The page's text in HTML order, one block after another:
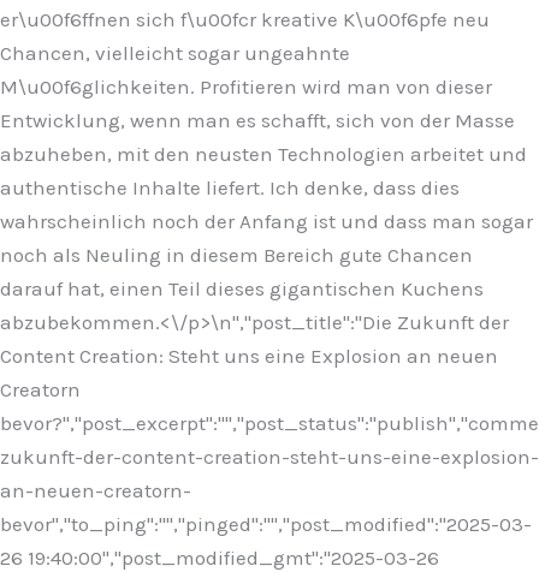
er\u00f6ffnen sich f\u00fcr kreative K\u00f6pfe neu
Chancen, vielleicht sogar ungeahnte
M\u00f6glichkeiten. Profitieren wird man von dieser
Entwicklung, wenn man es schafft, sich von der Masse
abzuheben, mit den neusten Technologien arbeitet und
authentische Inhalte liefert. Ich denke, dass dies
wahrscheinlich noch der Anfang ist und dass man sogar
noch als Neuling in diesem Bereich gute Chancen
darauf hat, einen Teil dieses gigantischen Kuchens
abzubekommen.<\/p>\n","post_title":"Die Zukunft der
Content Creation: Steht uns eine Explosion an neuen
Creatorn
zukunft-der-content-creation-steht-uns-eine-explosion-
an-neuen-creatorn-
bevor","to_ping":"","pinged":"","post_modified":"2025-03-
26 19:40:00","post_modified_gmt":"2025-03-26